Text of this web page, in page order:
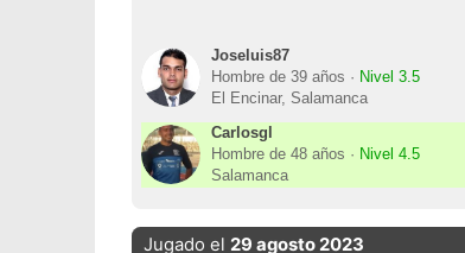
Joseluis87
Hombre de 39 años · Nivel 3.5
El Encinar, Salamanca
Carlosgl
Hombre de 48 años · Nivel 4.5
Salamanca
Jugado el 29 agosto 2023